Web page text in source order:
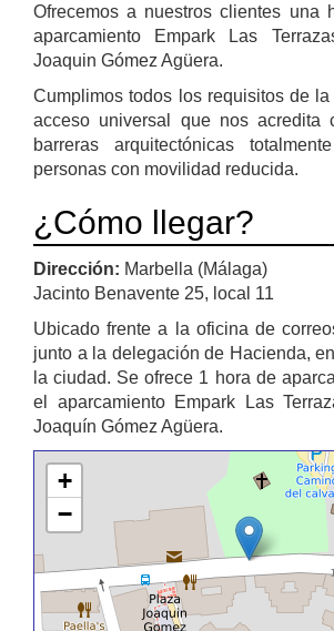
Ofrecemos a nuestros clientes una
aparcamiento Empark Las
Joaquin Gómez Agüera.
Cumplimos todos los requisitos de
acceso universal que nos acredita
barreras arquitectónicas
personas con movilidad reducida.
¿Cómo llegar?
Dirección: Marbella (Málaga)
Jacinto Benavente 25, local 11
Ubicado frente a la oficina de
junto a la delegación de Hacienda,
la ciudad. Se ofrece 1 hora de
el aparcamiento Empark Las
Joaquín Gómez Agüera.
+
−